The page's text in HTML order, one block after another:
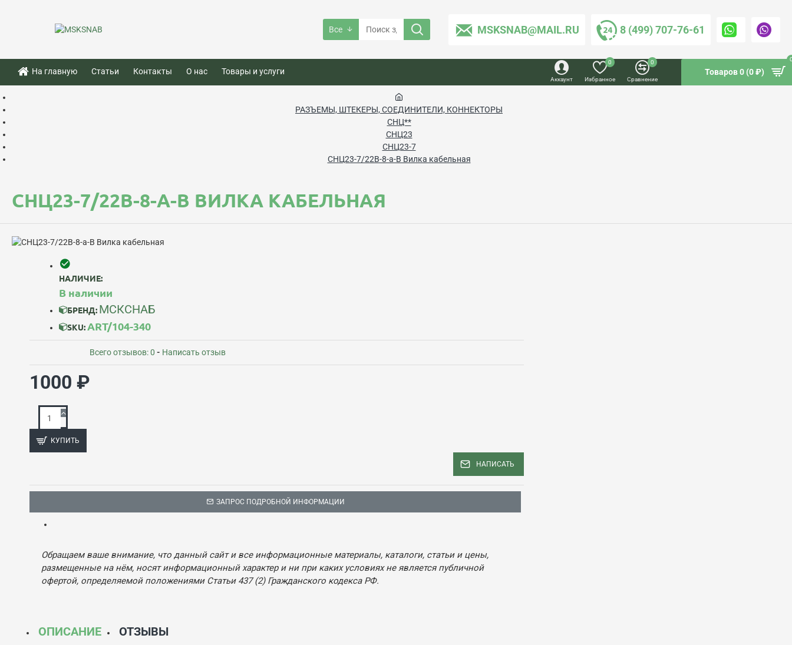
Все MSKSNAB@MAIL.RU 8 (499) 707-76-61
На главную Статьи Контакты О нас Товары и услуги
Аккаунт Избранное
0
Сравнение
0
Товаров 0 (0 ₽)
РАЗЪЕМЫ, ШТЕКЕРЫ, СОЕДИНИТЕЛИ, КОННЕКТОРЫ
СНЦ**
СНЦ23
СНЦ23-7
СНЦ23-7/22В-8-а-В Вилка кабельная
СНЦ23-7/22В-8-А-В ВИЛКА КАБЕЛЬНАЯ
НАЛИЧИЕ:
В наличии
БРЕНД: МСКСНАБ
SKU:ART/104-340
Всего отзывов: 0 - Написать отзыв
1000 ₽
КУПИТЬ
НАПИСАТЬ
ЗАПРОС ПОДРОБНОЙ ИНФОРМАЦИИ
Обращаем ваше внимание, что данный сайт и все информационные материалы, каталоги, статьи и цены,
размещенные на нём, носят информационный характер и ни при каких условиях не является публичной
офертой, определяемой положениями Статьи 437 (2) Гражданского кодекса РФ.
ОПИСАНИЕ ОТЗЫВЫ